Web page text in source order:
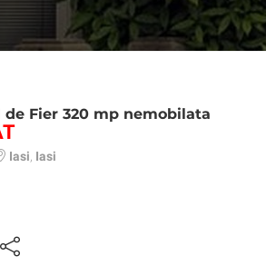
de Fier 320 mp nemobilata
Iasi Iasi